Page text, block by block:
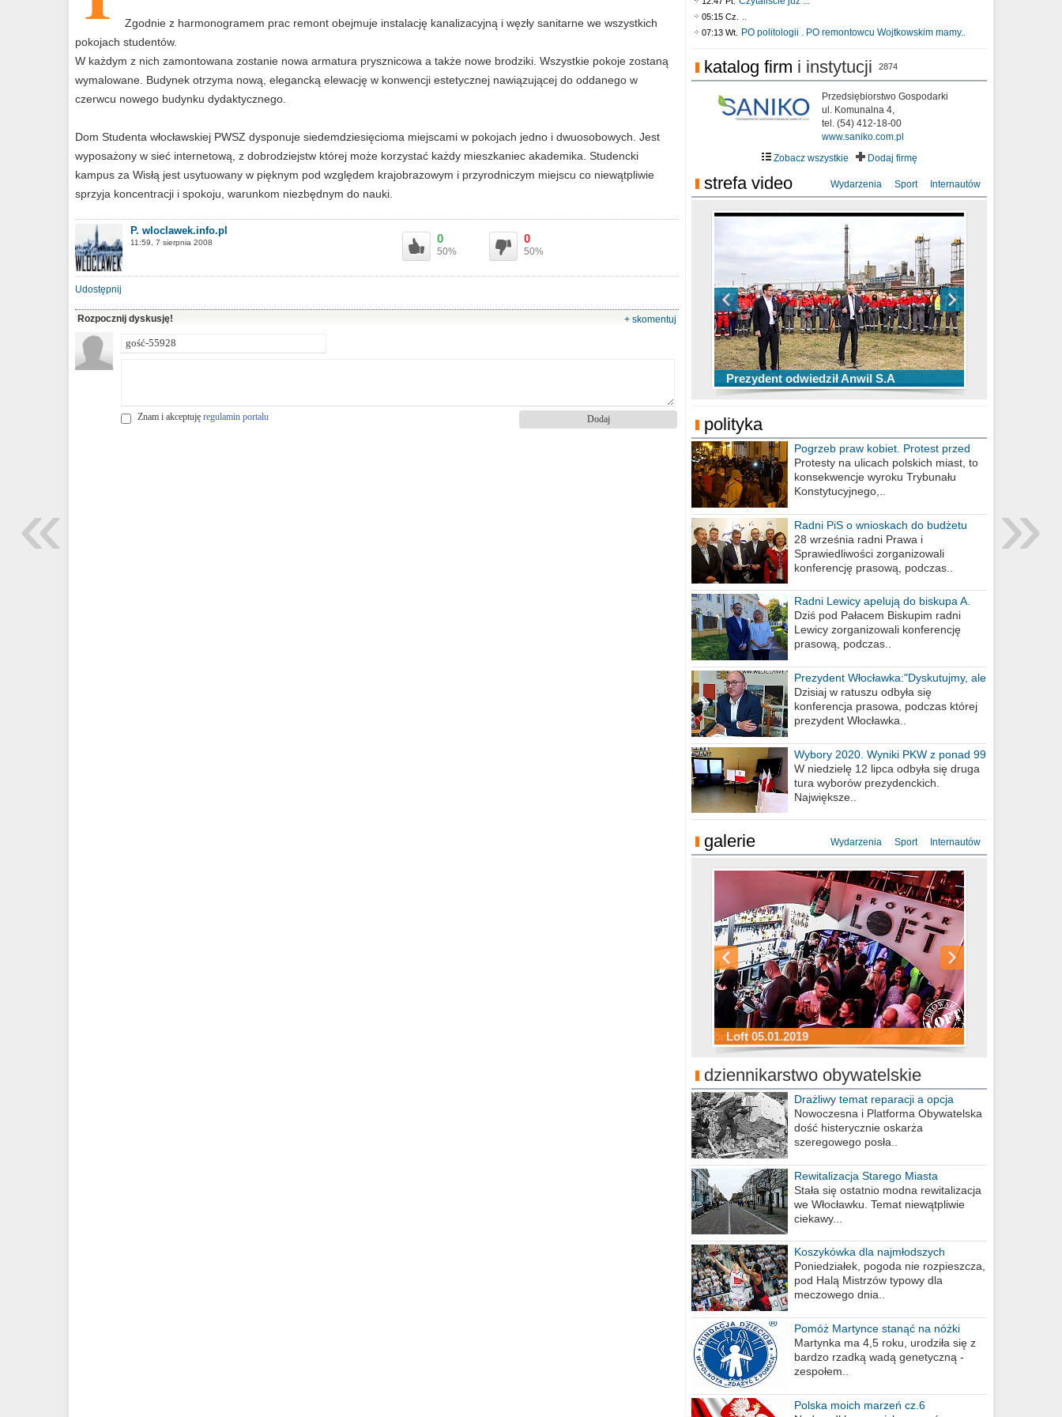
Zgodnie z harmonogramem prac remont obejmuje instalację kanalizacyjną i węzły sanitarne we wszystkich
pokojach studentów.
W każdym z nich zamontowana zostanie nowa armatura prysznicowa a także nowe brodziki. Wszystkie pokoje zostaną
wymalowane. Budynek otrzyma nową, elegancką elewację w konwencji estetycznej nawiązującej do oddanego w
czerwcu nowego budynku dydaktycznego.
Dom Studenta włocławskiej PWSZ dysponuje siedemdziesięcioma miejscami w pokojach jedno i dwuosobowych. Jest
wyposażony w sieć internetową, z dobrodziejstw której może korzystać każdy mieszkaniec akademika. Studencki
kampus za Wisłą jest usytuowany w pięknym pod względem krajobrazowym i przyrodniczym miejscu co niewątpliwie
sprzyja koncentracji i spokoju, warunkom niezbędnym do nauki.
P. wloclawek.info.pl
11:59, 7 sierpnia 2008 0
50%
0
50%
Udostępnij
Rozpocznij dyskusję! + skomentuj
Znam i akceptuję regulamin portalu
05:15 Cz. ..
07:13 Wt. PO politologii . PO remontowcu Wojtkowskim mamy..
katalog firm i instytucji 2874
Przedsiębiorstwo Gospodarki
ul. Komunalna 4,
tel. (54) 412-18-00
www.saniko.com.pl
Zobacz wszystkie
Dodaj firmę
strefa video Wydarzenia Sport Internautów
Prezydent odwiedził Anwil S.A
TOP 10 przechwytów Anwilu Włocławek
w EBL w sezonie 2019/2020
TOP 5 rzutów Anwilu Włocławek w BCL
w sezonie 2019/2020
Ni To Ponk - W oczach mamy strach
sixf33t .Last Year DRONE FOOTAGE
Włocławek
XXIII Sesja Rady Miasta Włocławek VIII
kadencji w dniu 09.06.2020 r.
polityka
Pogrzeb praw kobiet. Protest przed
biurem poselskim PiS
Protesty na ulicach polskich miast, to
konsekwencje wyroku Trybunału
Konstytucyjnego,..
Radni PiS o wnioskach do budżetu
miasta na 2021 rok
28 września radni Prawa i
Sprawiedliwości zorganizowali
konferencję prasową, podczas..
Radni Lewicy apelują do biskupa A.
Wiesława Meringa
Dziś pod Pałacem Biskupim radni
Lewicy zorganizowali konferencję
prasową, podczas..
Prezydent Włocławka:"Dyskutujmy, ale
nie obrażajmy się”
Dzisiaj w ratuszu odbyła się
konferencja prasowa, podczas której
prezydent Włocławka..
Wybory 2020. Wyniki PKW z ponad 99
procent obwodów
W niedzielę 12 lipca odbyła się druga
tura wyborów prezydenckich.
Największe..
galerie Wydarzenia Sport Internautów
Loft 05.01.2019
Sylwester Podgrodzie 31.12.2018
Sylwester Pensjonat Michelin 31.12.2018
Sylwester Hotel Młyn 31.12.2018
Sylwester Miejski 31.12.2018
Sylwester Loft 31.12.2018
dziennikarstwo obywatelskie
Drażliwy temat reparacji a opcja
berlińska
Nowoczesna i Platforma Obywatelska
dość histerycznie oskarża
szeregowego posła..
Rewitalizacja Starego Miasta
Stała się ostatnio modna rewitalizacja
we Włocławku. Temat niewątpliwie
ciekawy...
Koszykówka dla najmłodszych
Poniedziałek, pogoda nie rozpieszcza,
pod Halą Mistrzów typowy dla
meczowego dnia..
Pomóż Martynce stanąć na nóżki
Martynka ma 4,5 roku, urodziła się z
bardzo rzadką wadą genetyczną -
zespołem..
Polska moich marzeń cz.6
»
«